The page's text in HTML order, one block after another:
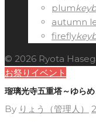
plum
autumn
firefly
© 2026 Ryota
お祭りイベント
瑠璃光寺五重塔～ゆらめ
By りょう（管理人）